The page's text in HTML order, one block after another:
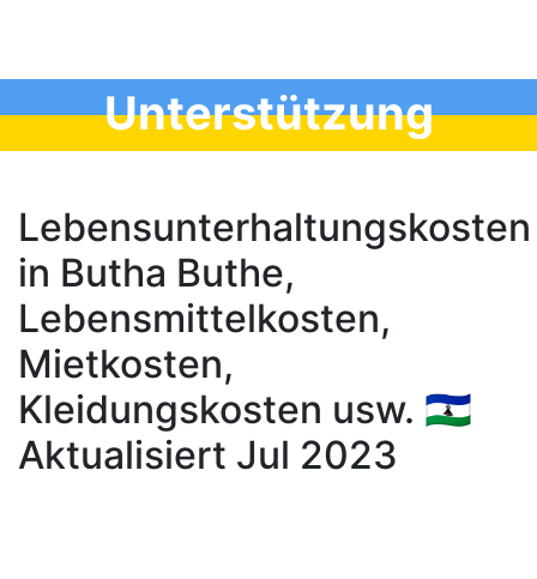
Unterstützung
Lebensunterhaltungskosten
in Butha Buthe,
Lebensmittelkosten,
Mietkosten,
Kleidungskosten usw. 🇱🇸
Aktualisiert Jul 2023